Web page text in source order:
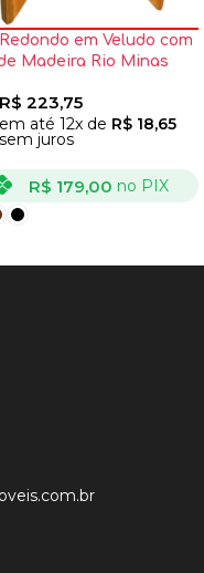
em Veludo com
Madeira Rio Minas
R$ 223,75
em até 12x de R$ 18,65
sem juros
R$ 179,00 no PIX